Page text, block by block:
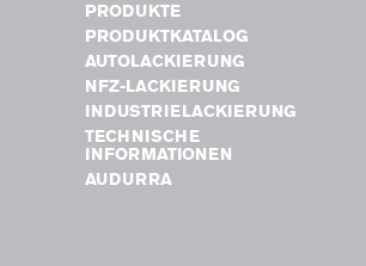
PRODUKTE
PRODUKTKATALOG
AUTOLACKIERUNG
NFZ-LACKIERUNG
INDUSTRIELACKIERUNG
TECHNISCHE
INFORMATIONEN
AUDURRA